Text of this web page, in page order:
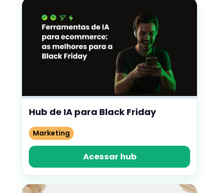
Hub de IA para Black Friday
Marketing
Acessar hub